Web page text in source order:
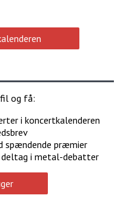
og få:
i koncertkalenderen
spændende præmier
deltag i metal-debatter